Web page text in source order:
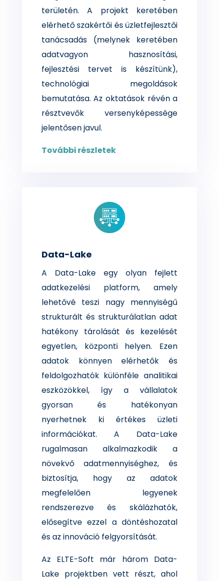
területén. A projekt keretében
elérhető szakértői és üzletfejlesztői
tanácsadás (melynek keretében
adatvagyon hasznosítási,
fejlesztési tervet is készítünk),
technológiai megoldások
bemutatása. Az oktatások révén a
résztvevők versenyképessége
jelentősen javul.
További részletek
Data-Lake
A Data-Lake egy olyan fejlett
adatkezelési platform, amely
lehetővé teszi nagy mennyiségű
strukturált és strukturálatlan adat
hatékony tárolását és kezelését
egyetlen, központi helyen. Ezen
adatok könnyen elérhetők és
feldolgozhatók különféle analitikai
eszközökkel, így a vállalatok
gyorsan és hatékonyan
nyerhetnek ki értékes üzleti
információkat. A Data-Lake
rugalmasan alkalmazkodik a
növekvő adatmennyiséghez, és
biztosítja, hogy az adatok
megfelelően legyenek
rendszerezve és skálázhatók,
elősegítve ezzel a döntéshozatal
és az innováció felgyorsítását.
Az ELTE-Soft már három Data-
Lake projektben vett részt, ahol